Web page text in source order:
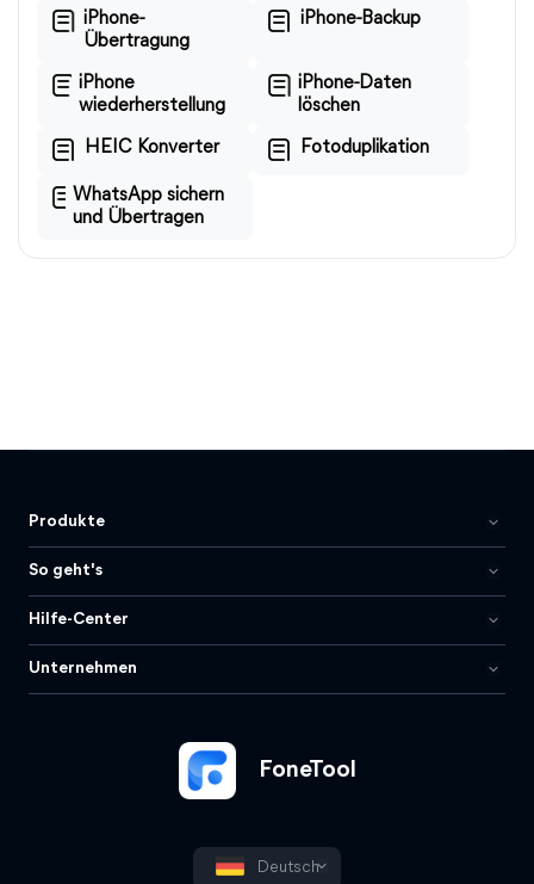
iPhone-
Übertragung
iPhone-Backup
iPhone
wiederherstellung
iPhone-Daten
löschen
HEIC Konverter Fotoduplikation
WhatsApp sichern
und Übertragen
FoneTool
Deutsch
Produkte
So geht's
Hilfe-Center
Unternehmen